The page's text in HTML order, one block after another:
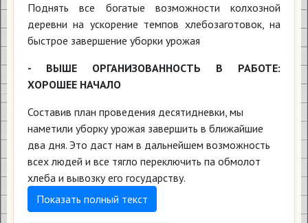
Поднять все богатые возможности колхозной
деревни на ускорение темпов хлебозаготовок, на
быстрое завершение уборки урожая
- ВЫШЕ ОРГАНИЗОВАННОСТЬ В РАБОТЕ:
ХОРОШЕЕ НАЧАЛО
Составив план проведения десятидневки, мы
наметили уборку урожая завершить в ближайшие
два дня. Это даст нам в дальнейшем возможность
всех людей и все тягло переключить па обмолот
хлеба и вывозку его государству.
Показать полный текст